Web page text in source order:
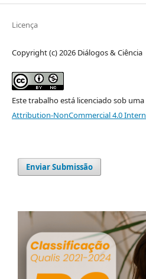
Licença
Copyright (c) 2026 Diálogos & Ciência
Este trabalho está licenciado sob uma
Attribution-NonCommercial 4.0
Enviar Submissão